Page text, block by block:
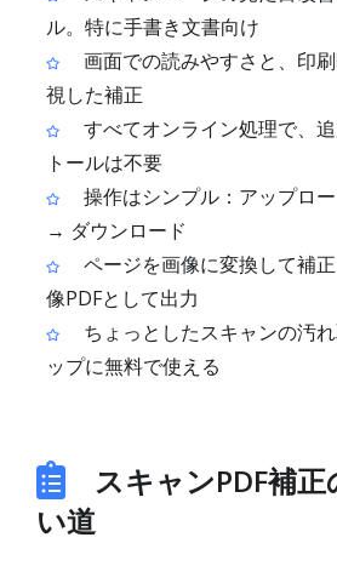
ル。特に手書き文書向け
画面での読みやすさと、印
視した補正
すべてオンライン処理で、
トールは不要
操作はシンプル：アップロ
→ ダウンロード
ページを画像に変換して補
像PDFとして出力
ちょっとしたスキャンの汚
ップに無料で使える
スキャンPDF補
い道